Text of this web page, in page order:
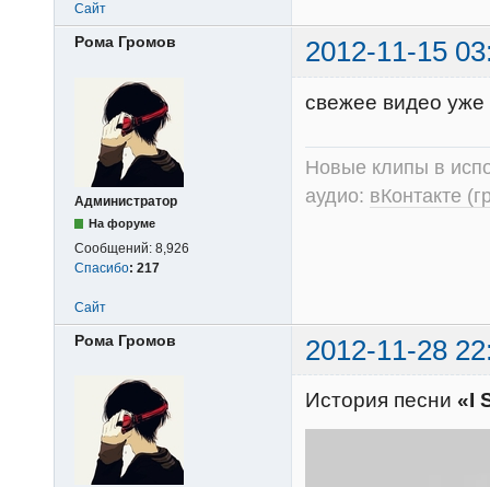
Сайт
Рома Громов 2012-11-15
Администратор
На форуме
Сообщений: 8,926
Спасибо: 217
свежее видео
Новые клипы в
аудио: вКонтакте
Сайт
Рома Громов 2012-11-28
История песни «I